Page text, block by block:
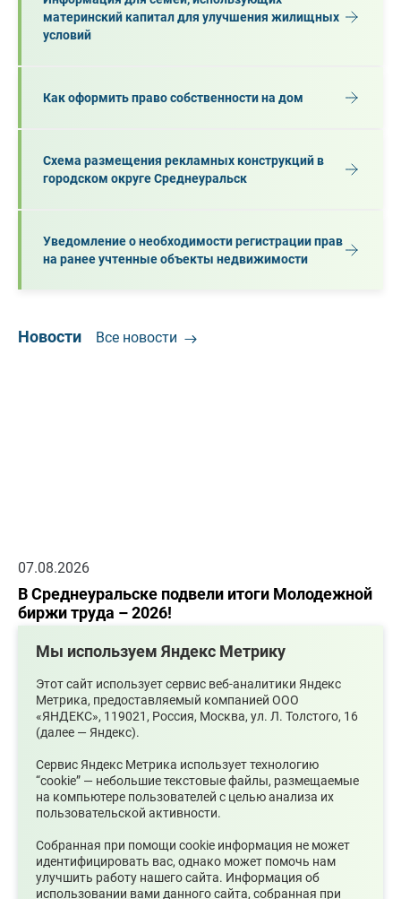
материнский капитал для улучшения жилищных
условий
Как оформить право собственности на дом
Схема размещения рекламных конструкций в
городском округе Среднеуральск
Уведомление о необходимости регистрации прав
на ранее учтенные объекты недвижимости
Новости Все новости
07.08.2026
В Среднеуральске подвели итоги Молодежной
биржи труда – 2026!
Ожидаются сильные ливни
Мы используем Яндекс Метрику
Этот сайт использует сервис веб-аналитики Яндекс
Метрика, предоставляемый компанией ООО
«ЯНДЕКС», 119021, Россия, Москва, ул. Л. Толстого, 16
(далее — Яндекс).
Сервис Яндекс Метрика использует технологию
“cookie” — небольшие текстовые файлы, размещаемые
на компьютере пользователей с целью анализа их
пользовательской активности.
Собранная при помощи cookie информация не может
идентифицировать вас, однако может помочь нам
улучшить работу нашего сайта. Информация об
использовании вами данного сайта, собранная при